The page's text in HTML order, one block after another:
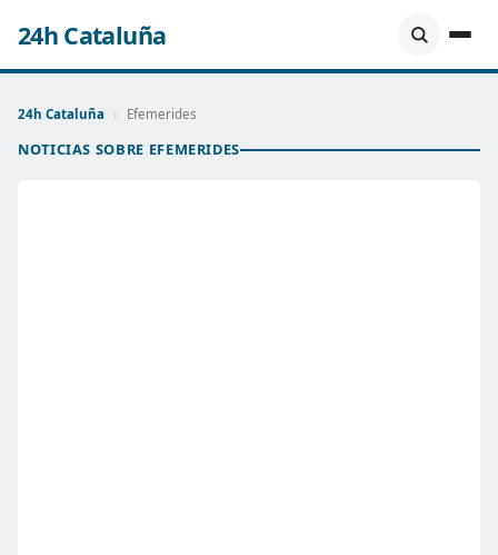
24h Cataluña
24h Cataluña › Efemerides
NOTICIAS SOBRE EFEMERIDES